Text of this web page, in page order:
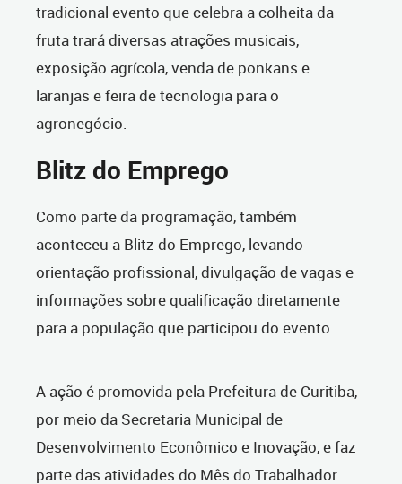
tradicional evento que celebra a colheita da
fruta trará diversas atrações musicais,
exposição agrícola, venda de ponkans e
laranjas e feira de tecnologia para o
agronegócio.
Blitz do Emprego
Como parte da programação, também
aconteceu a Blitz do Emprego, levando
orientação profissional, divulgação de vagas e
informações sobre qualificação diretamente
para a população que participou do evento.
A ação é promovida pela Prefeitura de Curitiba,
por meio da Secretaria Municipal de
Desenvolvimento Econômico e Inovação, e faz
parte das atividades do Mês do Trabalhador.